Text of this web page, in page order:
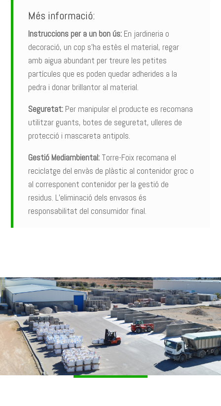
Més informació:
Instruccions per a un bon ús: En jardineria o
decoració, un cop s’ha estès el material, regar
amb aigua abundant per treure les petites
partícules que es poden quedar adherides a la
pedra i donar brillantor al material.
Seguretat: Per manipular el producte es recomana
utilitzar guants, botes de seguretat, ulleres de
protecció i mascareta antipols.
Gestió Mediambiental: Torre-Foix recomana el
reciclatge del envàs de plàstic al contenidor groc o
al corresponent contenidor per la gestió de
residus. L’eliminació dels envasos és
responsabilitat del consumidor final.